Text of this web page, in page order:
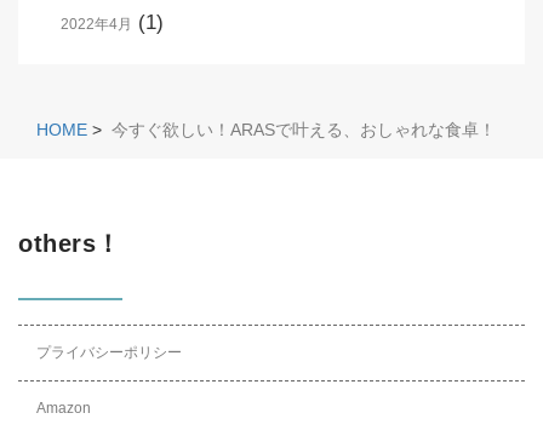
2022年4月 (1)
HOME > 今すぐ欲しい！ARASで叶える、おしゃれな食卓！
others！
プライバシーポリシー
Amazon